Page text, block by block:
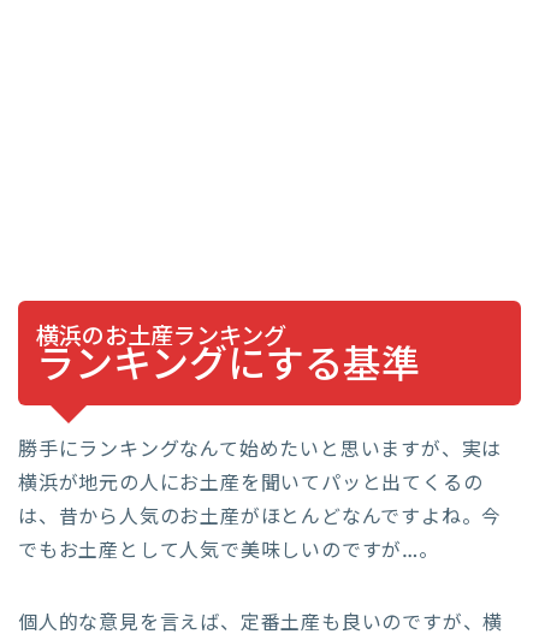
横浜のお土産ランキング
ランキングにする基準
勝手にランキングなんて始めたいと思いますが、実は
横浜が地元の人にお土産を聞いてパッと出てくるの
は、昔から人気のお土産がほとんどなんですよね。今
でもお土産として人気で美味しいのですが…。
個人的な意見を言えば、定番土産も良いのですが、横